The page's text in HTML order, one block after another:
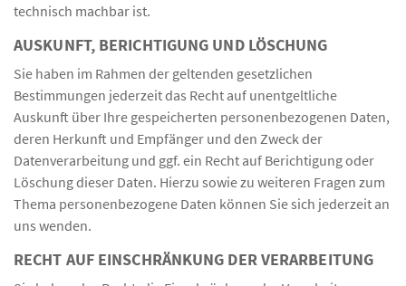
technisch machbar ist.
AUSKUNFT, BERICHTIGUNG UND LÖSCHUNG
Sie haben im Rahmen der geltenden gesetzlichen
Bestimmungen jederzeit das Recht auf unentgeltliche
Auskunft über Ihre gespeicherten personenbezogenen Daten,
deren Herkunft und Empfänger und den Zweck der
Datenverarbeitung und ggf. ein Recht auf Berichtigung oder
Löschung dieser Daten. Hierzu sowie zu weiteren Fragen zum
Thema personenbezogene Daten können Sie sich jederzeit an
uns wenden.
RECHT AUF EINSCHRÄNKUNG DER VERARBEITUNG